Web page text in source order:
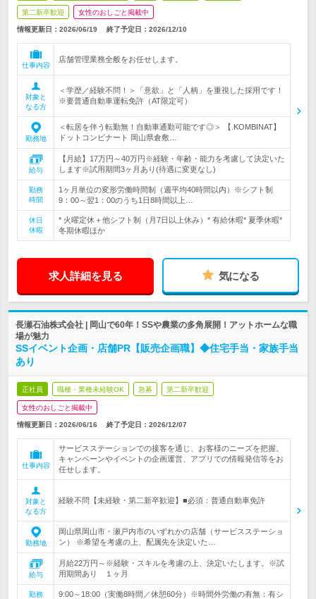
第二新卒歓迎 女性のおしごと掲載中
情報更新日：2026/06/19 終了予定日： 2026/12/10
仕事内容
店舗管理業務全般をお任せします。
対象と
なる方
＜学歴／経験不問！＞「意欲」と「人柄」を重視した採用です！
※要普通自動車運転免許（AT限定可）
勤務地
＜転居を伴う転勤無！自動車通勤可能です◎＞ 【.KOMBINAT】
ドットコンビナート 岡山県倉敷…
給与
【月給】17万円～40万円※経験・年齢・能力を考慮して決定いた
します※試用期間3ヶ月あり(待遇に変更なし)
勤務
時間
1ヶ月単位の変形労働時間制（週平均40時間以内）※シフト制
9：00～翌1：00のうち1日8時間以上…
休日
休暇
* 火曜定休＋他シフト制（月7日以上休み）* 有給休暇* 夏季休暇*
冬期休暇ほか
求人詳細を見る 気になる
長瀬石油株式会社 | 岡山で60年！SSや農業の多角展開！アットホームな職
場が魅力
SSイベント企画・店舗PR【販売企画職】◆住宅手当・家族手当
あり
正社員 職種・業種未経験OK 急募 第二新卒歓迎
女性のおしごと掲載中
情報更新日：2026/06/16 終了予定日： 2026/12/07
仕事内容
サービスステーションでの接客を通じ、お客様のニーズを把握。
キャンペーンやイベントの企画運営、アプリでの情報発信等をお
任せします。
対象と
なる方
経験不問【未経験・第二新卒歓迎】■必須：普通自動車免許
勤務地
岡山県岡山市・瀬戸内市のいずれかの店舗（サービスステーショ
ン） ※希望を考慮の上、配属先を決定いた…
給与
月給22万円～※経験・スキルを考慮の上、決定いたします。※試
用期間あり １ヶ月
勤務
9:00～18:00（実働8時間／休憩60分）※時間外労働の有無：有シ